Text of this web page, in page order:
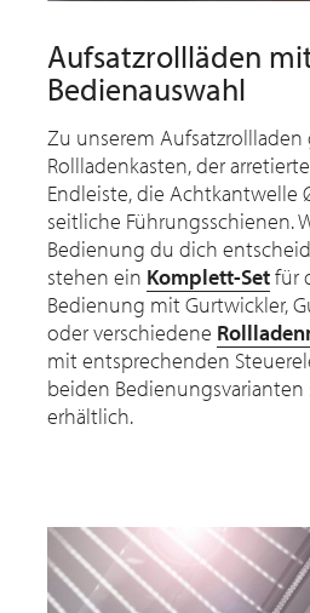
Aufsatzrollläden
Bedienauswahl
Zu unserem
Rollladenkasten, der
Endleiste, die Achtkantwelle
seitliche Führungsschienen.
Bedienung du dich
stehen ein Komplett-Setfür
Bedienung mit Gurtwickler,
oder verschiedene
mit entsprechenden
beiden Bedienungsvarianten
erhältlich.